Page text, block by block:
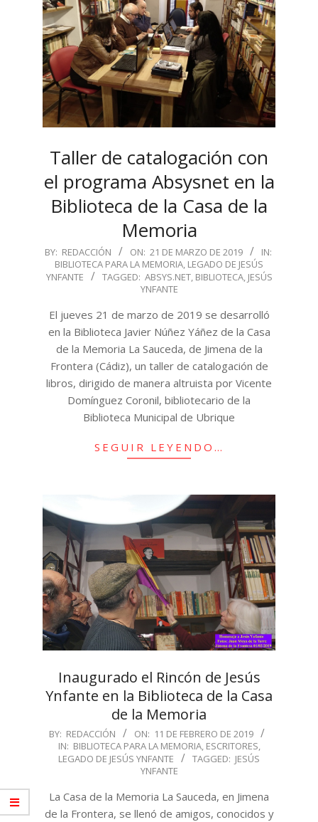
Taller de catalogación con
el programa Absysnet en la
Biblioteca de la Casa de la
Memoria
2019-
03-
21
BY: REDACCIÓN ON: 21 DE MARZO DE 2019
IN:
BIBLIOTECA PARA LA MEMORIA, LEGADO DE JESÚS
YNFANTE
TAGGED: ABSYS.NET, BIBLIOTECA, JESÚS
YNFANTE
El jueves 21 de marzo de 2019 se desarrolló
en la Biblioteca Javier Núñez Yáñez de la Casa
de la Memoria La Sauceda, de Jimena de la
Frontera (Cádiz), un taller de catalogación de
libros, dirigido de manera altruista por Vicente
Domínguez Coronil, bibliotecario de la
Biblioteca Municipal de Ubrique
SEGUIR LEYENDO…
Inaugurado el Rincón de Jesús
Ynfante en la Biblioteca de la Casa
de la Memoria
2019-
BY: REDACCIÓN ON: 11 DE FEBRERO DE 2019
IN: BIBLIOTECA PARA LA MEMORIA, ESCRITORES,
LEGADO DE JESÚS YNFANTE
TAGGED: JESÚS
YNFANTE
La Casa de la Memoria La Sauceda, en Jimena
de la Frontera, se llenó de amigos, conocidos y